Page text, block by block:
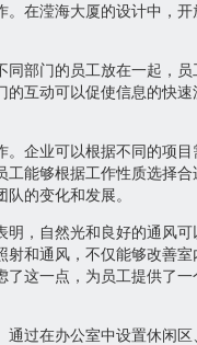
在滢海大厦的设计中，
部门的员工放在一起，
互动可以促使信息的快
企业可以根据不同的项
能够根据工作性质选择
的变化和发展。
，自然光和良好的通风
和通风，不仅能够改善
这一点，为员工提供了
过在办公室中设置休闲